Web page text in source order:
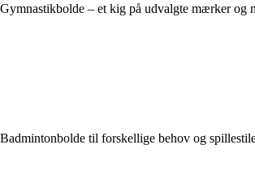
Gymnastikbolde – et kig på udvalgte mærker og
Badmintonbolde til forskellige behov og